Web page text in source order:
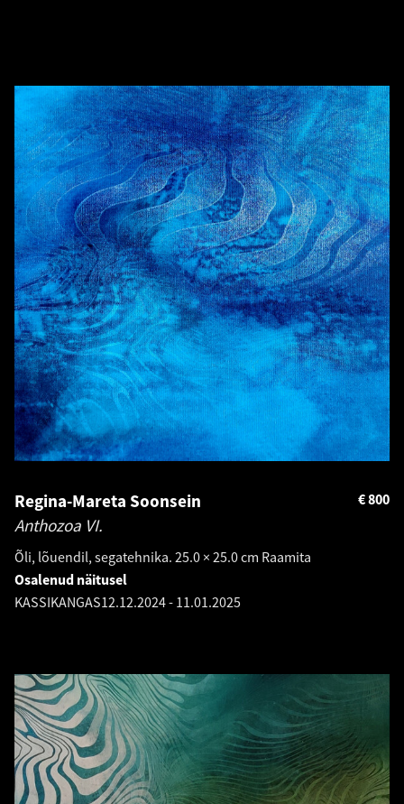
Regina-Mareta Soonsein
Anthozoa VI.
Õli, lõuendil, segatehnika. 25.0 × 25.0 cm Raamita
800
€
Osalenud näitusel
KASSIKANGAS12.12.2024- 11.01.2025